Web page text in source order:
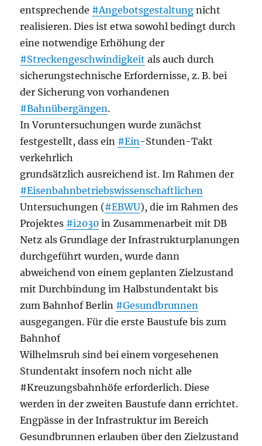
entsprechende #Angebotsgestaltung nicht
realisieren. Dies ist etwa sowohl bedingt durch
eine notwendige Erhöhung der
#Streckengeschwindigkeit als auch durch
sicherungstechnische Erfordernisse, z. B. bei
der Sicherung von vorhandenen
#Bahnübergängen.
In Voruntersuchungen wurde zunächst
festgestellt, dass ein #Ein-Stunden-Takt
verkehrlich
grundsätzlich ausreichend ist. Im Rahmen der
#Eisenbahnbetriebswissenschaftlichen
Untersuchungen (#EBWU), die im Rahmen des
Projektes #i2030 in Zusammenarbeit mit DB
Netz als Grundlage der Infrastrukturplanungen
durchgeführt wurden, wurde dann
abweichend von einem geplanten Zielzustand
mit Durchbindung im Halbstundentakt bis
zum Bahnhof Berlin #Gesundbrunnen
ausgegangen. Für die erste Baustufe bis zum
Bahnhof
Wilhelmsruh sind bei einem vorgesehenen
Stundentakt insofern noch nicht alle
#Kreuzungsbahnhöfe erforderlich. Diese
werden in der zweiten Baustufe dann errichtet.
Engpässe in der Infrastruktur im Bereich
Gesundbrunnen erlauben über den Zielzustand